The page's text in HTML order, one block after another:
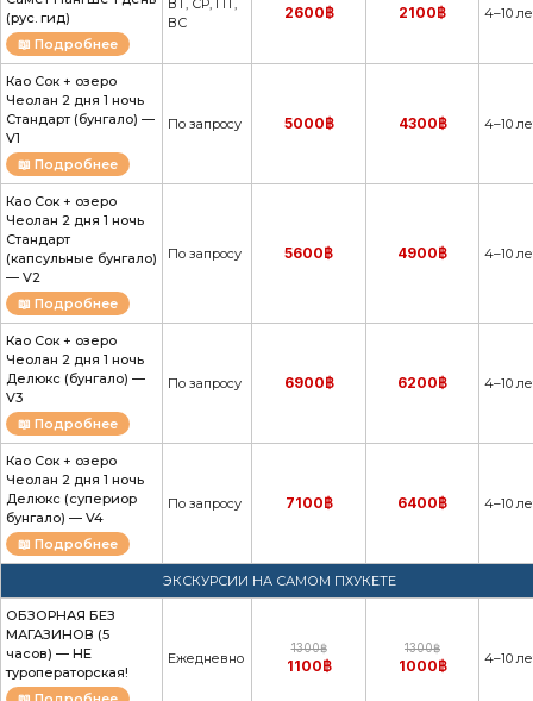
(рус. гид)
📖 Подробнее
ВТ, СР, ПТ,
ВС
2600฿ 2100฿ 4–10
Као Сок + озеро
Чеолан 2 дня 1 ночь
Стандарт (бунгало) —
V1
📖 Подробнее
По запросу 5000฿ 4300฿ 4–10
Као Сок + озеро
Чеолан 2 дня 1 ночь
Стандарт
(капсульные бунгало)
— V2
📖 Подробнее
По запросу 5600฿ 4900฿ 4–10
Као Сок + озеро
Чеолан 2 дня 1 ночь
Делюкс (бунгало) —
V3
📖 Подробнее
По запросу 6900฿ 6200฿ 4–10
Као Сок + озеро
Чеолан 2 дня 1 ночь
Делюкс (супериор
бунгало) — V4
📖 Подробнее
По запросу 7100฿ 6400฿ 4–10
ЭКСКУРСИИ НА САМОМ ПХУКЕТЕ
ОБЗОРНАЯ БЕЗ
МАГАЗИНОВ (5
часов) — НЕ
туроператорская!
Ежедневно
1300฿
1100฿
1300฿
1000฿ 4–10